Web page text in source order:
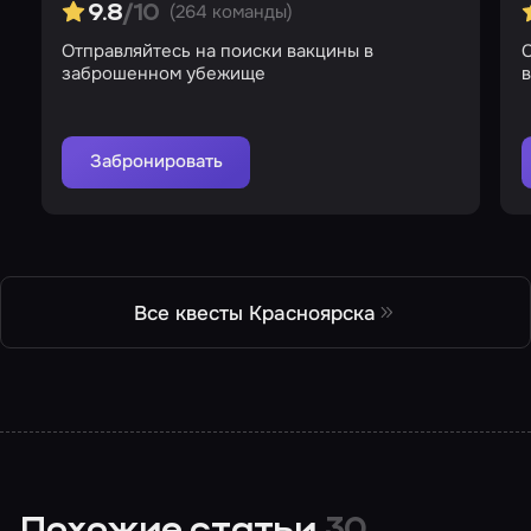
9.8/10 (264 команды)
Отправляйтесь на поиски вакцины в
заброшенном убежище
Забронировать
Все квесты Красноярска